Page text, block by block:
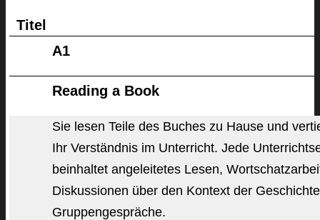
Titel
A1
Reading a Book
Sie lesen Teile des Buches zu Hause und
Ihr Verständnis im Unterricht. Jede
beinhaltet angeleitetes Lesen,
Diskussionen über den Kontext der
Gruppengespräche.